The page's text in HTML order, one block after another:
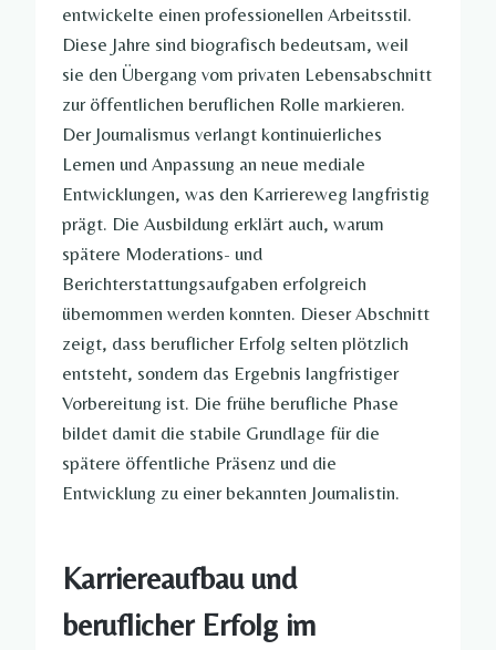
entwickelte einen professionellen Arbeitsstil.
Diese Jahre sind biografisch bedeutsam, weil
sie den Übergang vom privaten Lebensabschnitt
zur öffentlichen beruflichen Rolle markieren.
Der Journalismus verlangt kontinuierliches
Lernen und Anpassung an neue mediale
Entwicklungen, was den Karriereweg langfristig
prägt. Die Ausbildung erklärt auch, warum
spätere Moderations- und
Berichterstattungsaufgaben erfolgreich
übernommen werden konnten. Dieser Abschnitt
zeigt, dass beruflicher Erfolg selten plötzlich
entsteht, sondern das Ergebnis langfristiger
Vorbereitung ist. Die frühe berufliche Phase
bildet damit die stabile Grundlage für die
spätere öffentliche Präsenz und die
Entwicklung zu einer bekannten Journalistin.
Karriereaufbau und
beruflicher Erfolg im